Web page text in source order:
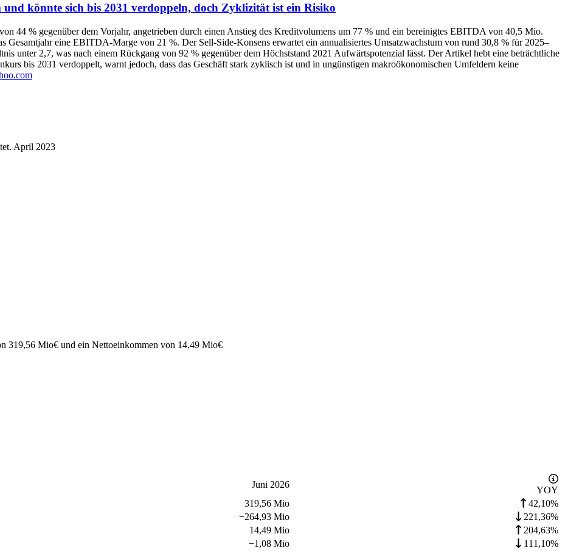
und könnte sich bis 2031 verdoppeln, doch Zyklizität ist ein Risiko
44 % gegenüber dem Vorjahr, angetrieben durch einen Anstieg des Kreditvolumens um 77 % und ein bereinigtes EBITDA von 40,5 Mio.
Gesamtjahr eine EBITDA-Marge von 21 %. Der Sell-Side-Konsens erwartet ein annualisiertes Umsatzwachstum von rund 30,8 % für 2025–
unter 2,7, was nach einem Rückgang von 92 % gegenüber dem Höchststand 2021 Aufwärtspotenzial lässt. Der Artikel hebt eine beträchtliche
bis 2031 verdoppelt, warnt jedoch, dass das Geschäft stark zyklisch ist und in ungünstigen makroökonomischen Umfeldern keine
April 2023
319,56 Mio€ und ein Nettoeinkommen von 14,49 Mio€
Juni 2026
YOY
319,56 Mio
42,10%
−264,93 Mio
221,36%
14,49 Mio
204,63%
−1,08 Mio 111,10%